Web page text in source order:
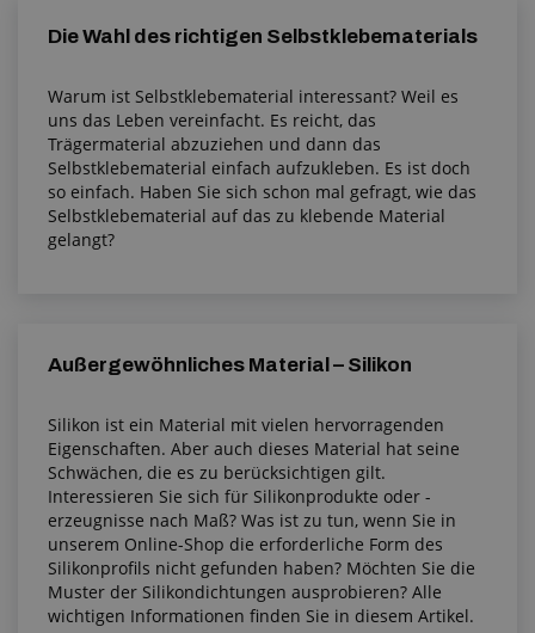
Die Wahl des richtigen Selbstklebematerials
Warum ist Selbstklebematerial interessant? Weil es
uns das Leben vereinfacht. Es reicht, das
Trägermaterial abzuziehen und dann das
Selbstklebematerial einfach aufzukleben. Es ist doch
so einfach. Haben Sie sich schon mal gefragt, wie das
Selbstklebematerial auf das zu klebende Material
gelangt?
Außergewöhnliches Material – Silikon
Silikon ist ein Material mit vielen hervorragenden
Eigenschaften. Aber auch dieses Material hat seine
Schwächen, die es zu berücksichtigen gilt.
Interessieren Sie sich für Silikonprodukte oder -
erzeugnisse nach Maß? Was ist zu tun, wenn Sie in
unserem Online-Shop die erforderliche Form des
Silikonprofils nicht gefunden haben? Möchten Sie die
Muster der Silikondichtungen ausprobieren? Alle
wichtigen Informationen finden Sie in diesem Artikel.